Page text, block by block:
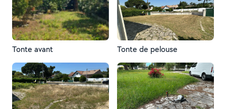
Tonte avant Tonte de pelouse